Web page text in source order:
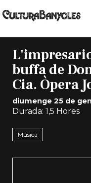
buffa de
Cia. Òpera
diumenge 25 de
Durada: 1,5 Hores
Música